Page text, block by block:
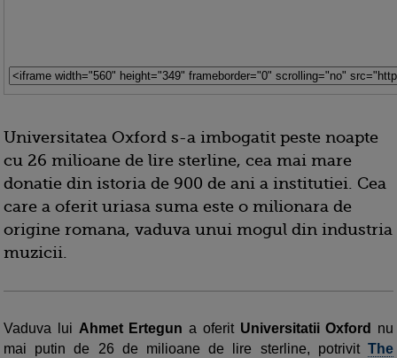
Universitatea Oxford s-a imbogatit peste noapte
cu 26 milioane de lire sterline, cea mai mare
donatie din istoria de 900 de ani a institutiei. Cea
care a oferit uriasa suma este o milionara de
origine romana, vaduva unui mogul din industria
muzicii.
Vaduva lui Ahmet Ertegun a oferit Universitatii Oxford nu
mai putin de 26 de milioane de lire sterline, potrivit The